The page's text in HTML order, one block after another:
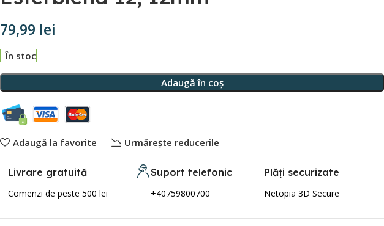
79,99 lei
În stoc
Adaugă în coș
Adaugă la favorite Urmărește reducerile
Livrare gratuită
Comenzi de peste 500 lei
Suport telefonic
+40759800700
Plăți securizate
Netopia 3D Secure